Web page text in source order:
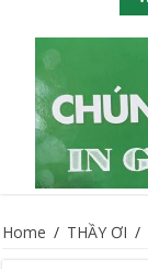
Home / THẦY ƠI /